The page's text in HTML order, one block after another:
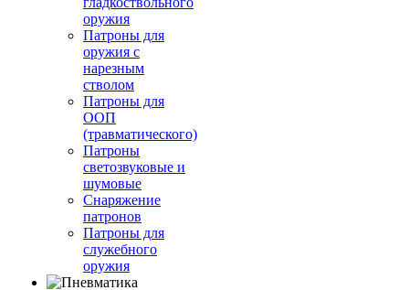
оружия
Патроны для
оружия с
нарезным
стволом
Патроны для
ООП
(травматического)
Патроны
светозвуковые и
шумовые
Снаряжение
патронов
Патроны для
служебного
оружия